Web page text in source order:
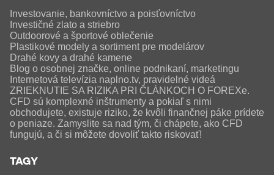
Investovanie, bankovníctvo a poisťovníctvo
Investičné zlato a striebro
Outdoorové a športové oblečenie
Plastikové modely a sortiment pre modelárov
Drahé kovy a drahé kamene
Blog o osobnej značke, online podnikaní, marketingu
Internetová televízia naplno.tv, pravidelné videá
ZRIEKNUTIE SA RIZIKA PRI ČLÁNKOCH O FOREXe.
CFD sú komplexné inštrumenty a pokiaľ s nimi
obchodujete, existuje riziko, že kvôli finančnej páke prídete
o peniaze. Zamyslite sa nad tým, či chápete, ako CFD
fungujú, a či si môžete dovoliť takto riskovať!
TAGY